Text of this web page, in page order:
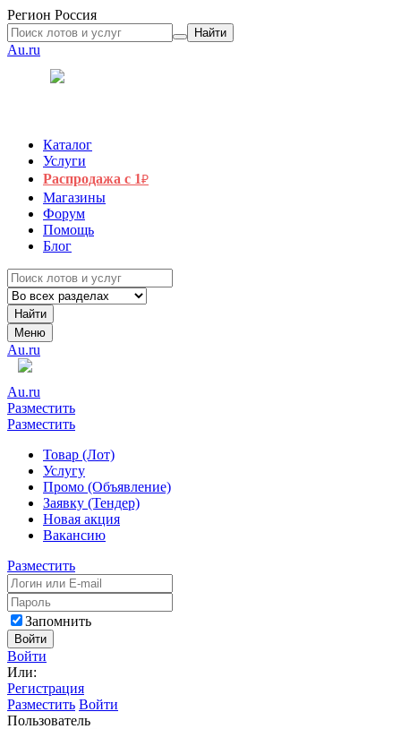
Регион Россия
Найти
Au.ru
Каталог
Услуги
Распродажа с 1₽
Магазины
Форум
Помощь
Блог
Найти
Меню
Au.ru
Au.ru
Разместить
Разместить
Товар (Лот)
Услугу
Промо (Объявление)
Заявку (Тендер)
Новая акция
Вакансию
Разместить
Запомнить
Войти
Войти
Или:
Регистрация
Разместить Войти
Пользователь